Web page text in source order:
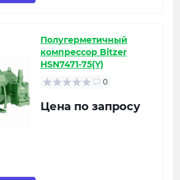
Полугерметичный
компрессор Bitzer
HSN7471-75(Y)
0
Цена по запросу